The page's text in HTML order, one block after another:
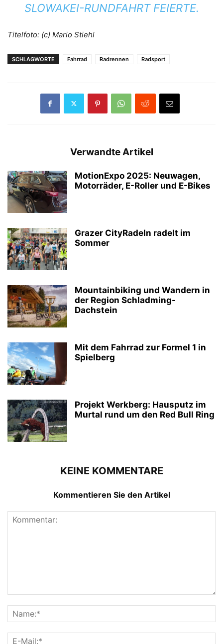
SLOWAKEI-RUNDFAHRT FEIERTE.
Titelfoto: (c) Mario Stiehl
SCHLAGWORTE Fahrrad Radrennen Radsport
Verwandte Artikel
MotionExpo 2025: Neuwagen,
Motorräder, E-Roller und E-Bikes
Grazer CityRadeln radelt im
Sommer
Mountainbiking und Wandern in
der Region Schladming-
Dachstein
Mit dem Fahrrad zur Formel 1 in
Spielberg
Projekt Werkberg: Hausputz im
Murtal rund um den Red Bull Ring
KEINE KOMMENTARE
Kommentieren Sie den Artikel